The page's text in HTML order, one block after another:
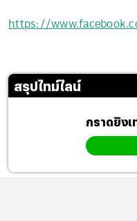
https://
สรุปไทม์ไลน์
กราดยิง